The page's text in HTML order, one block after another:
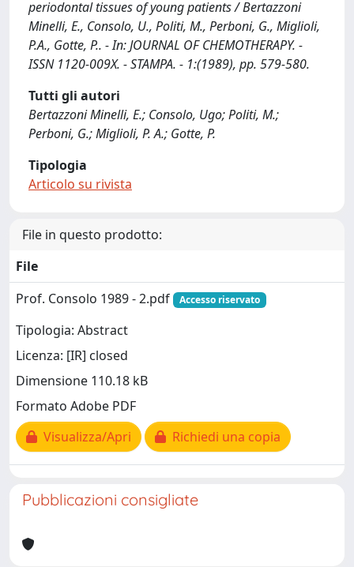
periodontal tissues of young patients / Bertazzoni
Minelli, E., Consolo, U., Politi, M., Perboni, G., Miglioli,
P.A., Gotte, P.. - In: JOURNAL OF CHEMOTHERAPY. -
ISSN 1120-009X. - STAMPA. - 1:(1989), pp. 579-580.
Tutti gli autori
Bertazzoni Minelli, E.; Consolo, Ugo; Politi, M.;
Perboni, G.; Miglioli, P. A.; Gotte, P.
Tipologia
Articolo su rivista
File in questo prodotto:
File
Prof. Consolo 1989 - 2.pdf
Accesso riservato
Tipologia: Abstract
Licenza: [IR] closed
Dimensione 110.18 kB
Formato Adobe PDF
Visualizza/Apri
Richiedi una copia
Pubblicazioni consigliate